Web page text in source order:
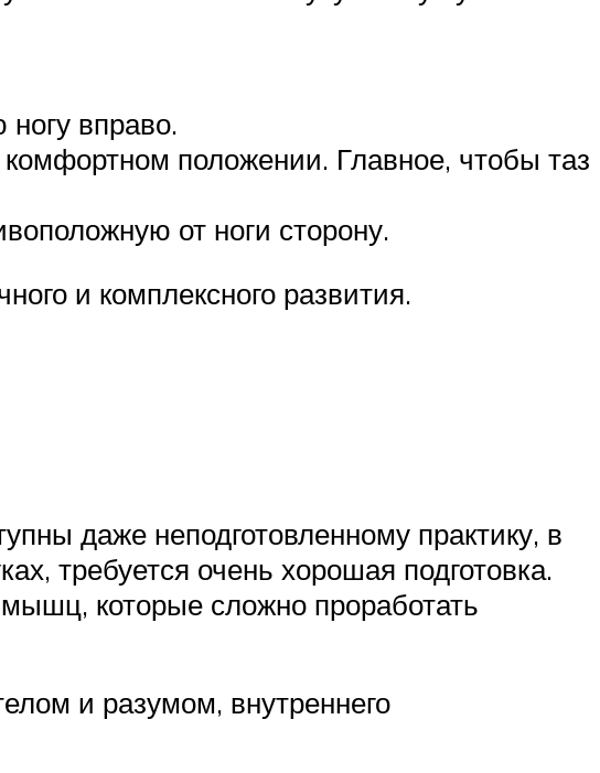
вправо.
положении. Главное, чтобы таз
от ноги сторону.
и комплексного развития.
даже неподготовленному практику, в
требуется очень хорошая подготовка.
которые сложно проработать
и разумом, внутреннего